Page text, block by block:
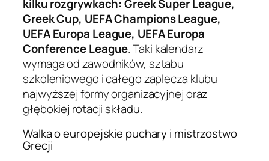
kilku rozgrywkach: Greek Super League,
Greek Cup, UEFA Champions League,
UEFA Europa League, UEFA Europa
Conference League. Taki kalendarz
wymaga od zawodników, sztabu
szkoleniowego i całego zaplecza klubu
najwyższej formy organizacyjnej oraz
głębokiej rotacji składu.
Walka o europejskie puchary i mistrzostwo
Grecji